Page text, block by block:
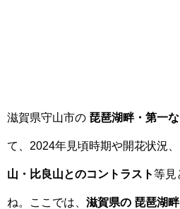
滋賀県守山市の 琵琶湖畔・第一
て、2024年見頃時期や開花状況、
山・比良山とのコントラスト等見
ね。ここでは、 滋賀県の 琵琶湖